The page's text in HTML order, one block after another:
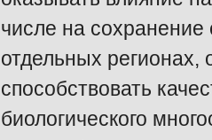
числе на сохранение
отдельных регионах,
способствовать
биологического